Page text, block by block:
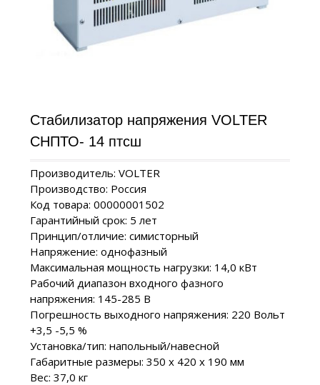
Стабилизатор напряжения VOLTER
СНПТО- 14 птсш
Производитель: VOLTER
Производство: Россия
Код товара: 00000001502
Гарантийный срок: 5 лет
Принцип/отличие: симисторный
Напряжение: однофазный
Максимальная мощность нагрузки: 14,0 кВт
Рабочий диапазон входного фазного
напряжения: 145-285 В
Погрешность выходного напряжения: 220 Вольт
+3,5 -5,5 %
Установка/тип: напольный/навесной
Габаритные размеры: 350 х 420 х 190 мм
Вес: 37,0 кг